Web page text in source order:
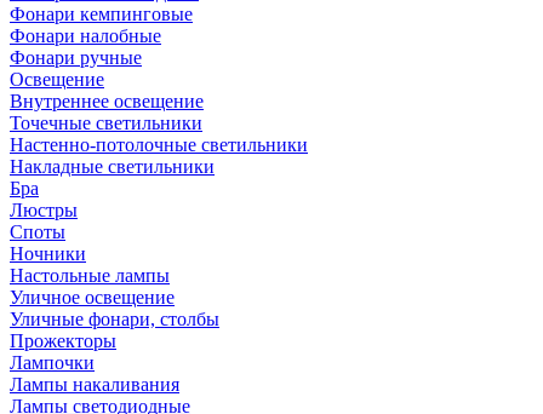
Фонари кемпинговые
Фонари налобные
Фонари ручные
Освещение
Внутреннее освещение
Точечные светильники
Настенно-потолочные светильники
Накладные светильники
Бра
Люстры
Споты
Ночники
Настольные лампы
Уличное освещение
Уличные фонари, столбы
Прожекторы
Лампочки
Лампы накаливания
Лампы светодиодные